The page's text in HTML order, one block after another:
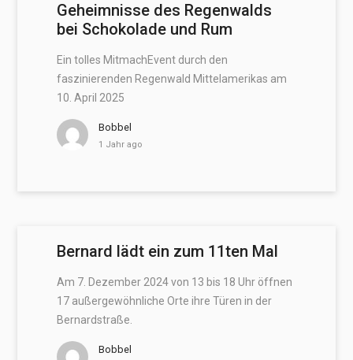
Geheimnisse des Regenwalds
bei Schokolade und Rum
Ein tolles MitmachEvent durch den
faszinierenden Regenwald Mittelamerikas am
10. April 2025
Bobbel
1 Jahr ago
Bernard lädt ein zum 11ten Mal
Am 7. Dezember 2024 von 13 bis 18 Uhr öffnen
17 außergewöhnliche Orte ihre Türen in der
Bernardstraße.
Bobbel